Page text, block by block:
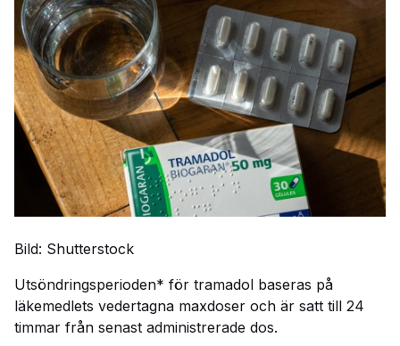
Bild: Shutterstock
Utsöndringsperioden* för tramadol baseras på
läkemedlets vedertagna maxdoser och är satt till 24
timmar från senast administrerade dos.